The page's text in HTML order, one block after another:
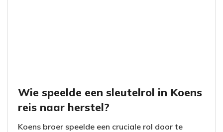
Wie speelde een sleutelrol in Koens
reis naar herstel?
Koens broer speelde een cruciale rol door te